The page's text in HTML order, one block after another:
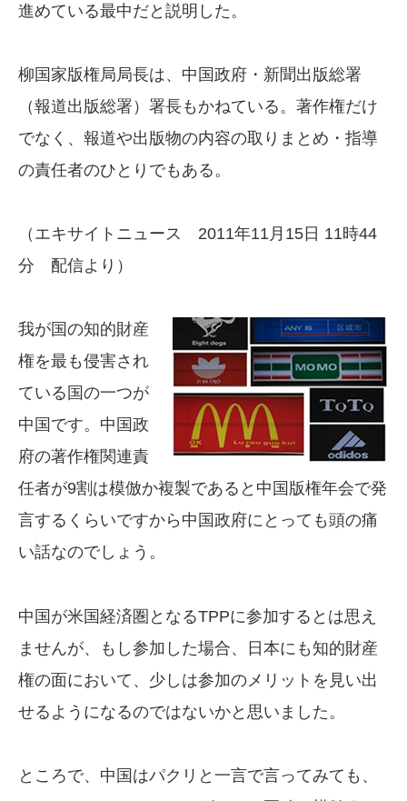
進めている最中だと説明した。
柳国家版権局局長は、中国政府・新聞出版総署
（報道出版総署）署長もかねている。著作権だけ
でなく、報道や出版物の内容の取りまとめ・指導
の責任者のひとりでもある。
（エキサイトニュース 2011年11月15日 11時44
分 配信より）
我が国の知的財産
権を最も侵害され
ている国の一つが
中国です。中国政
府の著作権関連責
任者が9割は模倣か複製であると中国版権年会で発
言するくらいですから中国政府にとっても頭の痛
い話なのでしょう。
中国が米国経済圏となるTPPに参加するとは思え
ませんが、もし参加した場合、日本にも知的財産
権の面において、少しは参加のメリットを見い出
せるようになるのではないかと思いました。
ところで、中国はパクリと一言で言ってみても、